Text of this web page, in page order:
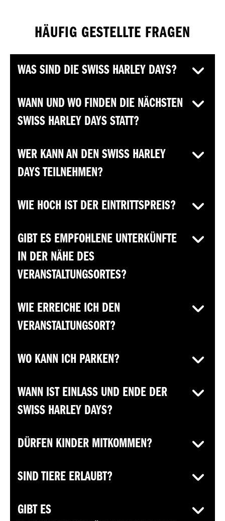
HÄUFIG GESTELLTE FRAGEN
WAS SIND DIE SWISS HARLEY DAYS?
WANN UND WO FINDEN DIE NÄCHSTEN
SWISS HARLEY DAYS STATT?
WER KANN AN DEN SWISS HARLEY
DAYS TEILNEHMEN?
WIE HOCH IST DER EINTRITTSPREIS?
GIBT ES EMPFOHLENE UNTERKÜNFTE
IN DER NÄHE DES
VERANSTALTUNGSORTES?
WIE ERREICHE ICH DEN
VERANSTALTUNGSORT?
WO KANN ICH PARKEN?
WANN IST EINLASS UND ENDE DER
SWISS HARLEY DAYS?
DÜRFEN KINDER MITKOMMEN?
SIND TIERE ERLAUBT?
GIBT ES